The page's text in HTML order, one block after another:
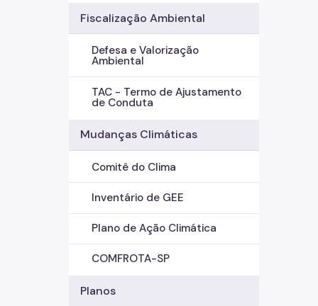
Fiscalização Ambiental
Defesa e Valorização
Ambiental
TAC - Termo de Ajustamento
de Conduta
Mudanças Climáticas
Comitê do Clima
Inventário de GEE
Plano de Ação Climática
COMFROTA-SP
Planos